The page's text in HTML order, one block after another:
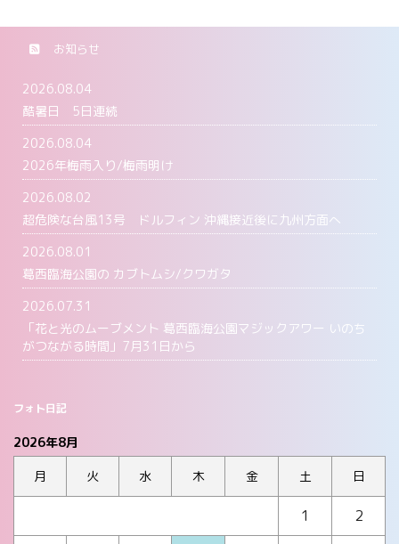
お知らせ
2026.08.04
酷暑日 5日連続
2026.08.04
2026年梅雨入り/梅雨明け
2026.08.02
超危険な台風13号 ドルフィン 沖縄接近後に九州方面へ
2026.08.01
葛西臨海公園の カブトムシ/クワガタ
2026.07.31
「花と光のムーブメント 葛西臨海公園マジックアワー いのち
がつながる時間」7月31日から
フォト日記
2026年8月
月
火 水 木 金 土 日
1
2